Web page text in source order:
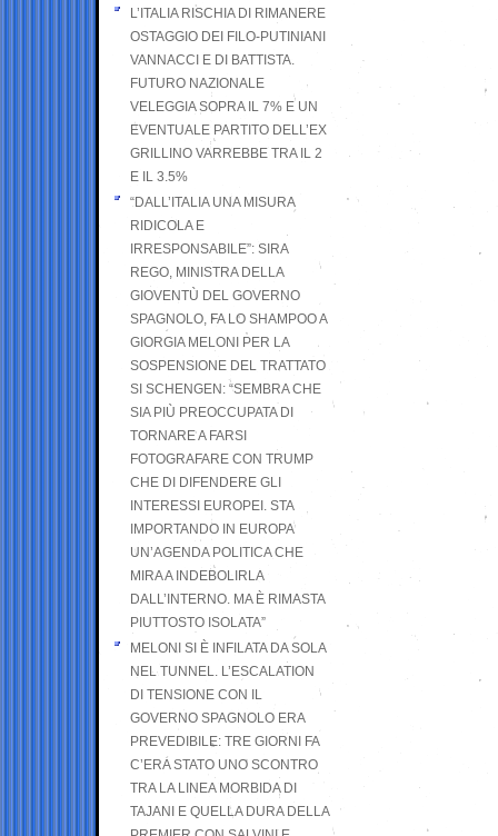
L’ITALIA RISCHIA DI RIMANERE
OSTAGGIO DEI FILO-PUTINIANI
VANNACCI E DI BATTISTA.
FUTURO NAZIONALE
VELEGGIA SOPRA IL 7% E UN
EVENTUALE PARTITO DELL’EX
GRILLINO VARREBBE TRA IL 2
E IL 3.5%
“DALL’ITALIA UNA MISURA
RIDICOLA E
IRRESPONSABILE”: SIRA
REGO, MINISTRA DELLA
GIOVENTÙ DEL GOVERNO
SPAGNOLO, FA LO SHAMPOO A
GIORGIA MELONI PER LA
SOSPENSIONE DEL TRATTATO
SI SCHENGEN: “SEMBRA CHE
SIA PIÙ PREOCCUPATA DI
TORNARE A FARSI
FOTOGRAFARE CON TRUMP
CHE DI DIFENDERE GLI
INTERESSI EUROPEI. STA
IMPORTANDO IN EUROPA
UN’AGENDA POLITICA CHE
MIRA A INDEBOLIRLA
DALL’INTERNO. MA È RIMASTA
PIUTTOSTO ISOLATA”
MELONI SI È INFILATA DA SOLA
NEL TUNNEL. L’ESCALATION
DI TENSIONE CON IL
GOVERNO SPAGNOLO ERA
PREVEDIBILE: TRE GIORNI FA
C’ERA STATO UNO SCONTRO
TRA LA LINEA MORBIDA DI
TAJANI E QUELLA DURA DELLA